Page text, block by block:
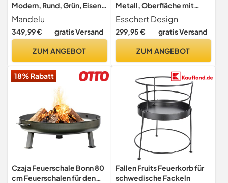
Modern, Rund, Grün, Eisen,
Holz, Holzstücke, Edelrost,
Außenbereich
Mandelu
349,99 € gratis Versand
ZUM ANGEBOT
Metall, Oberfläche mit
Rost-Effekt
Esschert Design
299,95 € gratis Versand
ZUM ANGEBOT
18% Rabatt
Czaja Feuerschale Bonn 80
cm Feuerschalen für den
Fallen Fruits Feuerkorb für
schwedische Fackeln